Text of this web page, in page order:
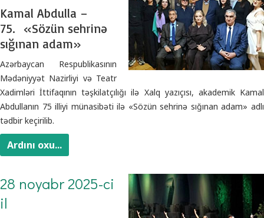
Kamal Abdulla –
75. «Sözün sehrinə
sığınan adam»
Azərbaycan Respublikasının
Mədəniyyət Nazirliyi və Teatr
Xadimləri İttifaqının təşkilatçılığı ilə Xalq yazıçısı, akademik Kamal
Abdullanın 75 illiyi münasibəti ilə «Sözün sehrinə sığınan adam» adlı
tədbir keçirilib.
Ardını oxu...
28 noyabr 2025-ci
il